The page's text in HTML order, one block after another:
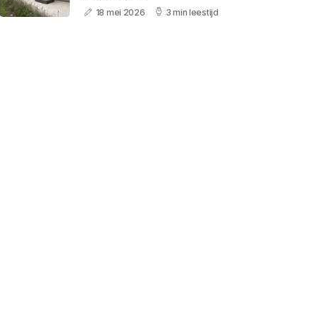
18 mei 2026 3 min leestijd